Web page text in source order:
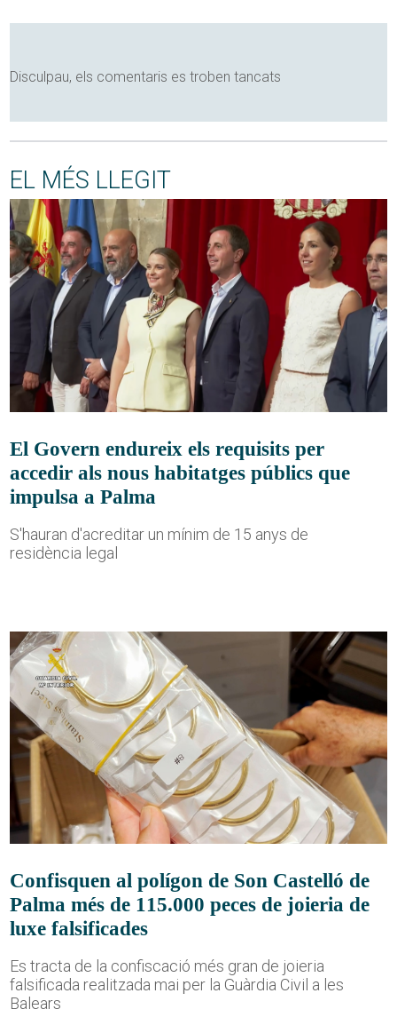
Disculpau, els comentaris es troben tancats
EL MÉS LLEGIT
El Govern endureix els requisits per
accedir als nous habitatges públics que
impulsa a Palma
S'hauran d'acreditar un mínim de 15 anys de
residència legal
Confisquen al polígon de Son Castelló de
Palma més de 115.000 peces de joieria de
luxe falsificades
Es tracta de la confiscació més gran de joieria
falsificada realitzada mai per la Guàrdia Civil a les
Balears